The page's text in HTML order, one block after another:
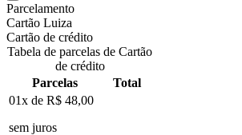
Parcelamento
Cartão Luiza
Cartão de crédito
Tabela de parcelas de Cartão
de crédito
Parcelas
Total
01x de R$ 48,00
sem juros